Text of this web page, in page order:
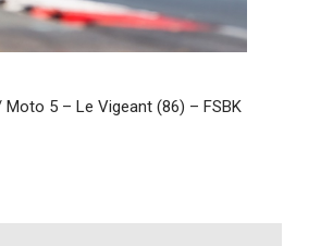
5 – Le Vigeant (86) – FSBK